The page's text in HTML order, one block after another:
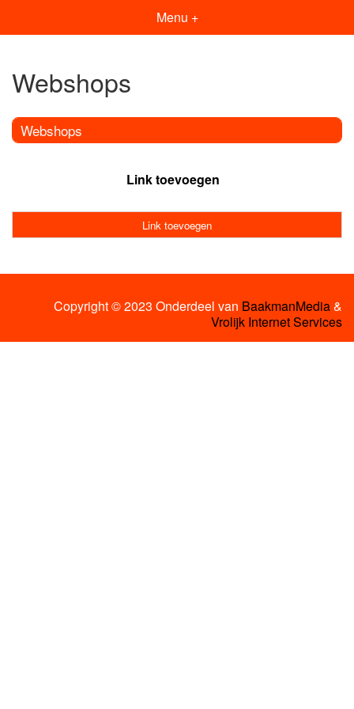
Menu +
Webshops
Webshops
Link toevoegen
Link toevoegen
Copyright © 2023 Onderdeel van BaakmanMedia&
Vrolijk Internet Services